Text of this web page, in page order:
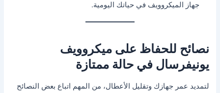
جهاز الميكروويف في حياتك اليومية.
نصائح للحفاظ على ميكروويف
يونيفرسال في حالة ممتازة
لتمديد عمر جهازك وتقليل الأعطال، من المهم اتباع بعض النصائح